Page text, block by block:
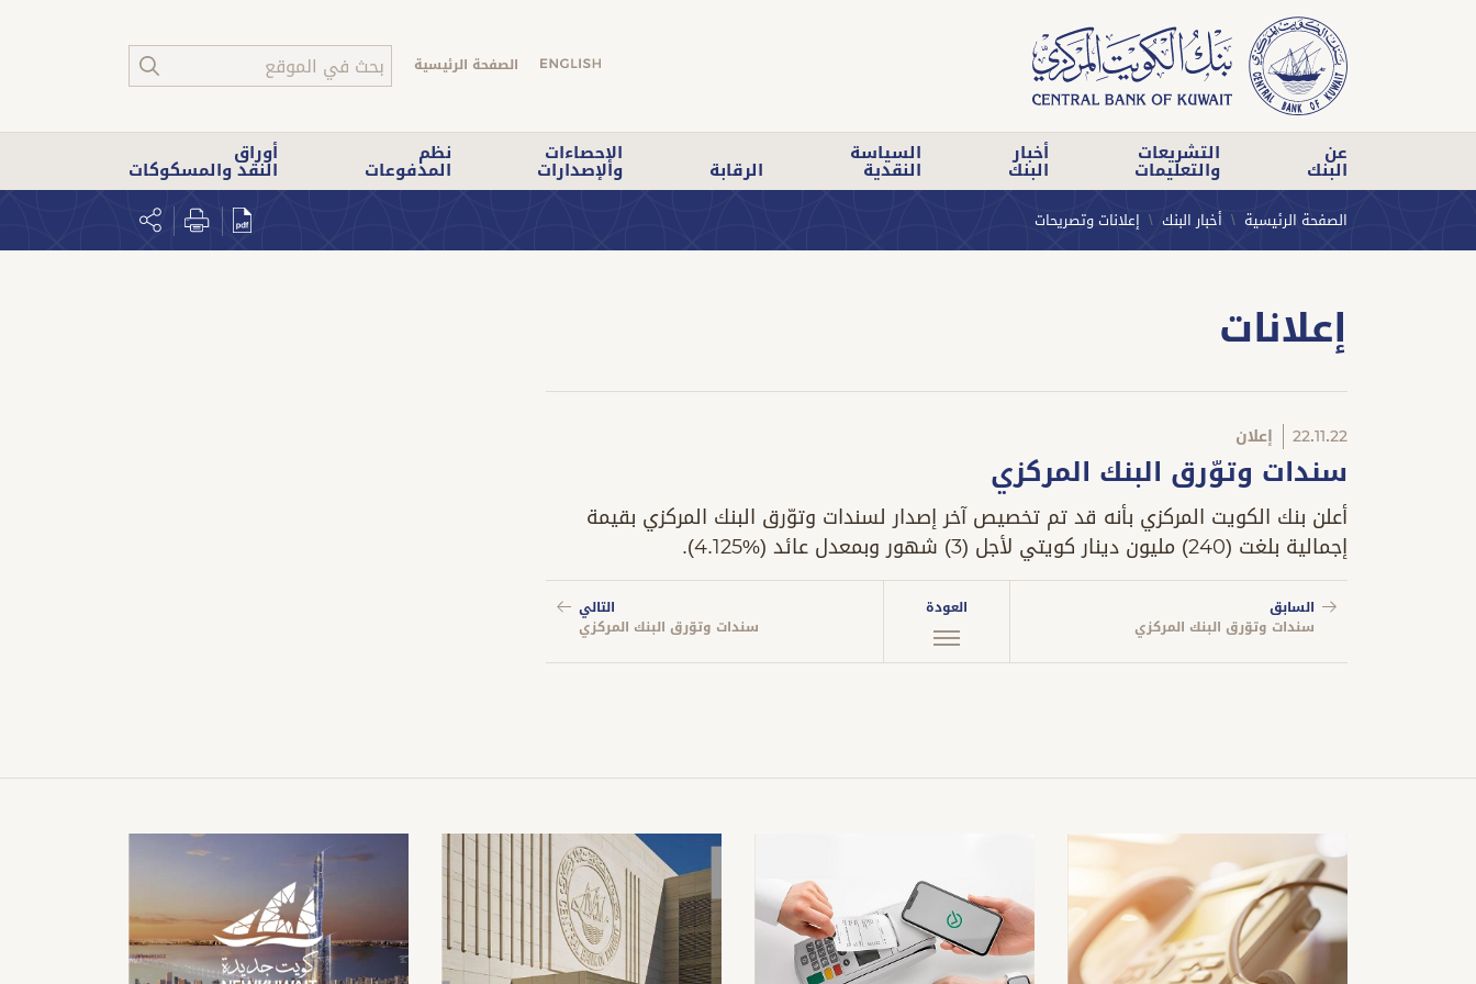
الصفحة الرئيسية
عن
البنك
التشريعات
والتعليمات
أخبار
البنك
السياسة
النقدية الرقابة
الإحصاءات
والإصدارات
نظم
المدفوعات
أوراق
النقد والمسكوكات
الصفحة الرئيسية أخبار البنك إعلانات وتصريحات
إعلانات
22.11.22 إعلان
سندات وتوّرق البنك المركزي
أعلن بنك الكويت المركزي بأنه قد تم تخصيص آخر إصدار لسندات وتوّرق البنك المركزي بقيمة
إجمالية بلغت (240) مليون دينار كويتي لأجل (3) شهور وبمعدل عائد (%4.125).
السابق
سندات وتوّرق البنك المركزي
العودة
التالي
سندات وتوّرق البنك المركزي